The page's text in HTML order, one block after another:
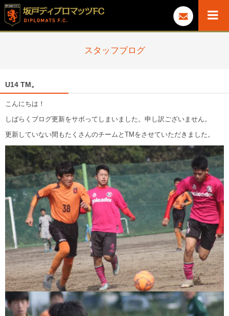
スタッフブログ
U14 TM。
こんにちは！
しばらくブログ更新をサボってしまいました。申し訳ございません。
更新していない間もたくさんのチームとTMをさせていただきました。